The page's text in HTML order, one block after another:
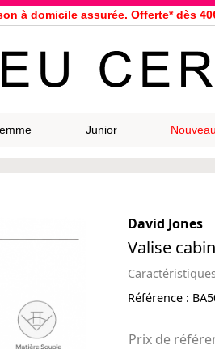
à domicile assurée. Offerte* dès
pour toutes commandes passées
répartis dans la France. Un à proximité
Junior
David Jones
Valise
Référence :
Prix de